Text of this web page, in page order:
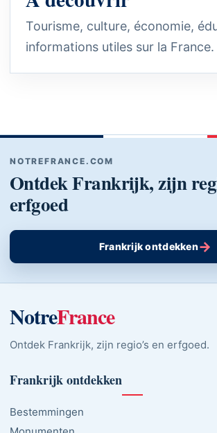
Tourisme, culture, économie,
informations utiles sur la France.
NOTREFRANCE.COM
Ontdek Frankrijk, zijn
erfgoed
Frankrijk ontdekken→
NotreFrance
Ontdek Frankrijk, zijn regio’s en erfgoed.
Frankrijk ontdekken
Bestemmingen